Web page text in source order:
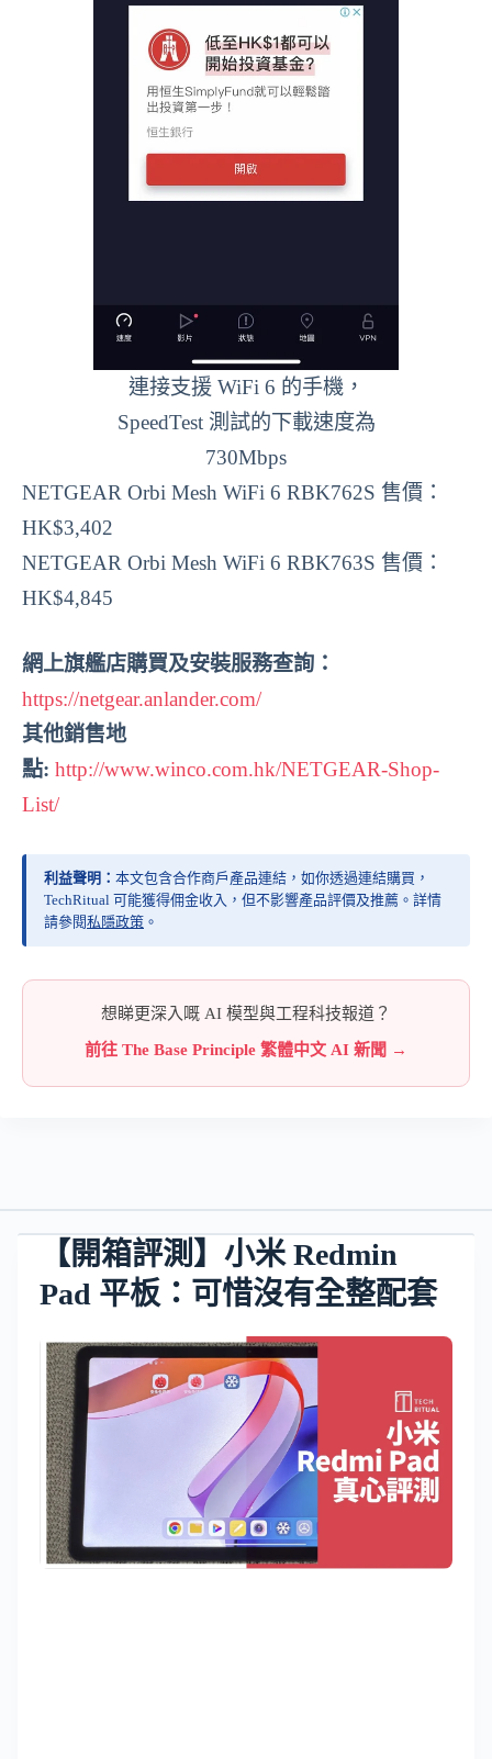
連接支援 WiFi 6 的手機，
SpeedTest 測試的下載速度為
730Mbps
NETGEAR Orbi Mesh WiFi 6 RBK762S 售價：
HK$3,402
NETGEAR Orbi Mesh WiFi 6 RBK763S 售價：
HK$4,845
網上旗艦店購買及安裝服務查詢：
https://netgear.anlander.com/
其他銷售地
點: http://www.winco.com.hk/NETGEAR-Shop-
List/
利益聲明： 本文包含合作商戶產品連結，如你透過連結購買，
TechRitual 可能獲得佣金收入，但不影響產品評價及推薦。詳情
請參閱私隱政策 。
想睇更深入嘅 AI 模型與工程科技報道？
前往 The Base Principle 繁體中文 AI 新聞 →
【開箱評測】小米 Redmin
Pad 平板：可惜沒有全整配套